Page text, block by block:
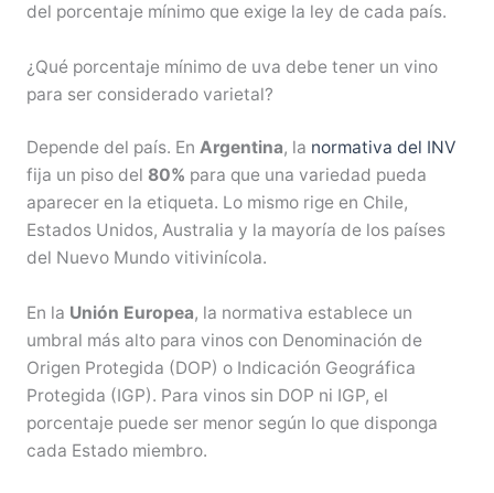
del porcentaje mínimo que exige la ley de cada país.
¿Qué porcentaje mínimo de uva debe tener un vino
para ser considerado varietal?
Depende del país. En Argentina, la normativa del INV
fija un piso del 80% para que una variedad pueda
aparecer en la etiqueta. Lo mismo rige en Chile,
Estados Unidos, Australia y la mayoría de los países
del Nuevo Mundo vitivinícola.
En la Unión Europea, la normativa establece un
umbral más alto para vinos con Denominación de
Origen Protegida (DOP) o Indicación Geográfica
Protegida (IGP). Para vinos sin DOP ni IGP, el
porcentaje puede ser menor según lo que disponga
cada Estado miembro.